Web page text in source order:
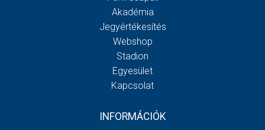
Akadémia
Jegyértékesítés
Webshop
Stadion
Egyesület
Kapcsolat
INFORMÁCIÓK